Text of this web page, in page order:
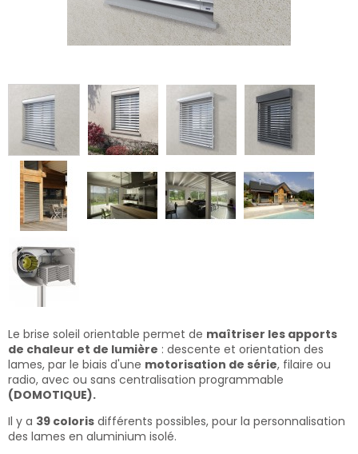
Le brise soleil orientable permet de maîtriser les apports
de chaleur et de lumière : descente et orientation des
lames, par le biais d'une motorisation de série, filaire ou
radio, avec ou sans centralisation programmable
(DOMOTIQUE).
Il y a 39 coloris différents possibles, pour la personnalisation
des lames en aluminium isolé.